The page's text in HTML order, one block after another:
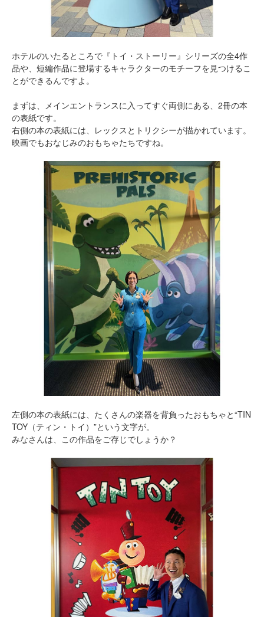
ホテルのいたるところで『トイ・ストーリー』シリーズの全4作
品や、短編作品に登場するキャラクターのモチーフを見つけるこ
とができるんですよ。
まずは、メインエントランスに入ってすぐ両側にある、2冊の本
の表紙です。
右側の本の表紙には、レックスとトリクシーが描かれています。
映画でもおなじみのおもちゃたちですね。
左側の本の表紙には、たくさんの楽器を背負ったおもちゃと“TIN
TOY（ティン・トイ）”という文字が。
みなさんは、この作品をご存じでしょうか？